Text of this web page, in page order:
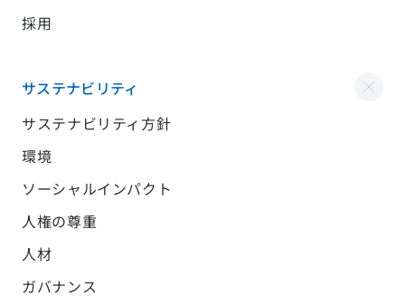
採用
サステナビリティ
サステナビリティ方針
環境
ソーシャルインパクト
人権の尊重
人材
ガバナンス